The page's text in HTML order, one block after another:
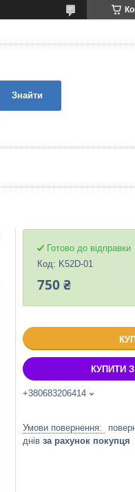
Знайти
Готово до відправки
Код: K52D-01
750 ₴
КУПИТИ З
+380683206414
днів за рахунок покупця